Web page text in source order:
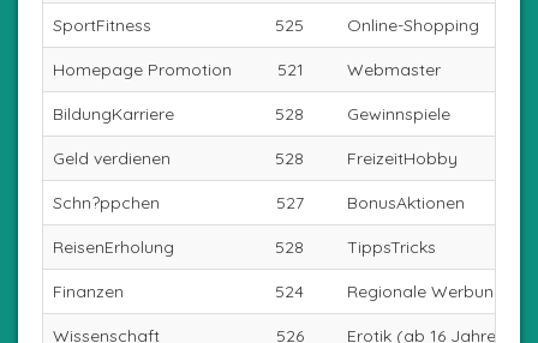
SportFitness 525 Online-Shopping
Homepage Promotion 521 Webmaster
BildungKarriere 528 Gewinnspiele
Geld verdienen 528 FreizeitHobby
Schn?ppchen 527 BonusAktionen
ReisenErholung 528 TippsTricks
Finanzen 524 Regionale Werbung
Wissenschaft 526 Erotik (ab 16 Jahren)